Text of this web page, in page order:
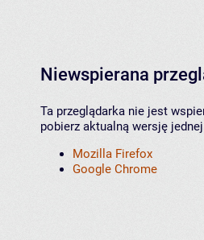
Niewspierana
Ta przeglądarka nie jest
pobierz aktualną wersję
Mozilla Firefox
Google Chrome